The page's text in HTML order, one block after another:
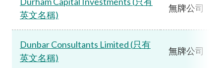
英文名稱)
無牌公司
Dunbar Consultants Limited (只有
英文名稱)
無牌公司